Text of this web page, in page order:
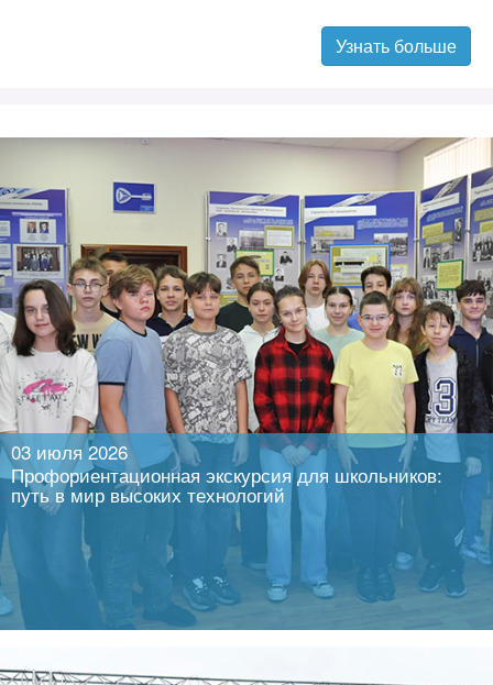
Узнать больше
03 июля 2026
Профориентационная экскурсия для школьников:
путь в мир высоких технологий